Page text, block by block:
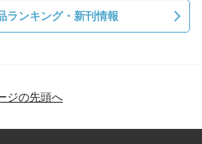
ランキング・新刊情報
ジの先頭へ